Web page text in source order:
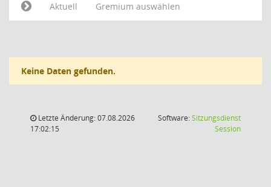
Aktuell
Gremium auswählen
Keine Daten gefunden.
Letzte Änderung: 07.08.2026
17:02:15
Software:Sitzungsdienst
Session(Wird in